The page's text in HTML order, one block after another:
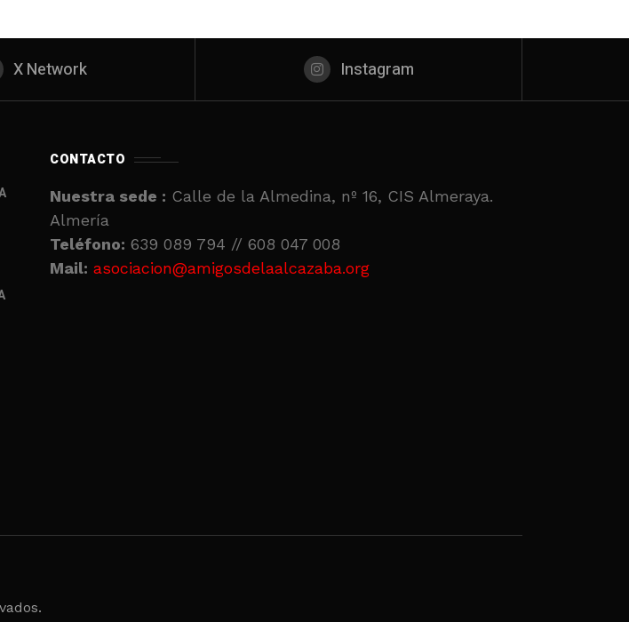
X Network Instagram
CONTACTO
Nuestra sede : Calle de la Almedina, nº 16, CIS Almeraya.
Almería
Teléfono: 639 089 794 // 608 047 008
Mail: asociacion@amigosdelaalcazaba.org